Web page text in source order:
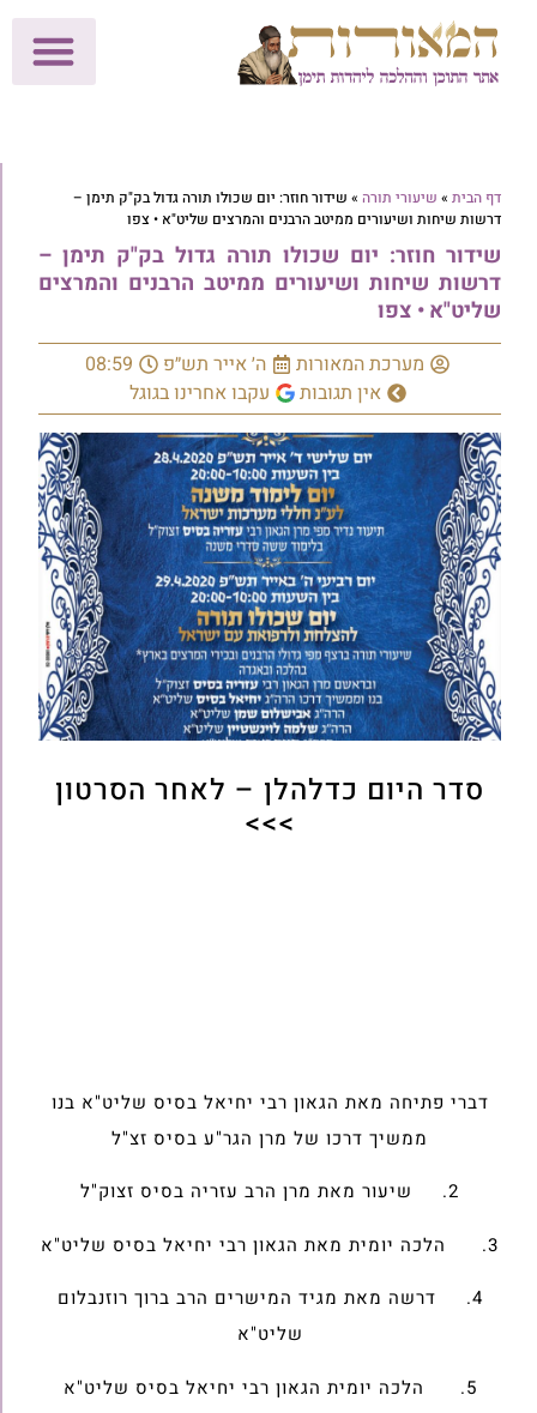
דף הבית » שיעורי תורה » שידור חוזר: יום שכולו תורה גדול בק"ק תימן –
דרשות שיחות ושיעורים ממיטב הרבנים והמרצים שליט"א • צפו
שידור חוזר: יום שכולו תורה גדול בק"ק תימן –
דרשות שיחות ושיעורים ממיטב הרבנים והמרצים
שליט"א • צפו
מערכת המאורות ה׳ אייר תש״פ
08:59
אין תגובות
עקבו אחרינו בגוגל
סדר היום כדלהלן – לאחר הסרטון
>>>
דברי פתיחה מאת הגאון רבי יחיאל בסיס שליט"א בנו
ממשיך דרכו של מרן הגר"ע בסיס זצ"ל
2. שיעור מאת מרן הרב עזריה בסיס זצוק"ל
3. הלכה יומית מאת הגאון רבי יחיאל בסיס שליט"א
4. דרשה מאת מגיד המישרים הרב ברוך רוזנבלום
שליט"א
5. הלכה יומית הגאון רבי יחיאל בסיס שליט"א